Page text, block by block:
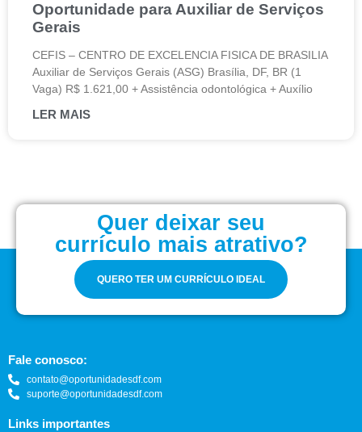
Oportunidade para Auxiliar de Serviços
Gerais
CEFIS – CENTRO DE EXCELENCIA FISICA DE BRASILIA
Auxiliar de Serviços Gerais (ASG) Brasília, DF, BR (1
Vaga) R$ 1.621,00 + Assistência odontológica + Auxílio
LER MAIS
Quer deixar seu
currículo mais atrativo?
QUERO TER UM CURRÍCULO IDEAL
Fale conosco:
contato@oportunidadesdf.com
suporte@oportunidadesdf.com
Links importantes